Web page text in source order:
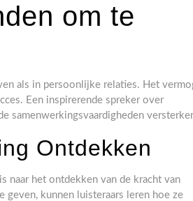
om te
als in persoonlijke relaties. Het
Een inspirerende spreker over
samenwerkingsvaardigheden
Ontdekken
naar het ontdekken van de kracht van
kunnen luisteraars leren hoe ze